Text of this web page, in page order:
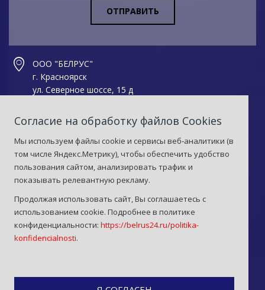
ОТПРАВИТЬ
ООО "БЕЛРУС"
г. Красноярск
ул. Северное шоссе, 15 д
Факс: +7(391) 299-75-05
sht@motor24.ru
Согласие на обработку файлов Сookies
Мы используем файлы cookie и сервисы веб‑аналитики (в
том числе Яндекс.Метрику), чтобы обеспечить удобство
пользования сайтом, анализировать трафик и
показывать релевантную рекламу.
Продолжая использовать сайт, Вы соглашаетесь с
использованием cookie. Подробнее в политике
конфиденциальности: https://belrus24.ru/politika-
konfidencialnosti.